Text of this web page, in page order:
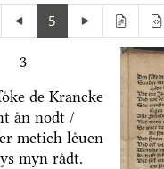
5
3
de Krancke
aͤn nodt /
metich leͤuen
myn raͤdt.